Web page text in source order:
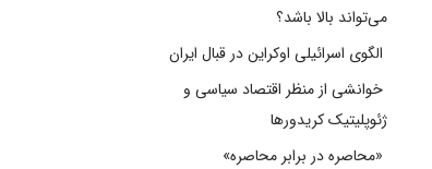
می‌تواند بالا باشد؟
الگوی اسرائیلی اوکراین در قبال ایران
خوانشی از منظر اقتصاد سیاسی و
ژئوپلیتیک کریدورها
«محاصره در برابر محاصره»